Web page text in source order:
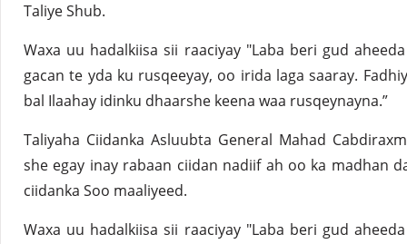
Taliye Shub.
Waxa uu hadalkiisa sii raaciyay "Laba beri gud
gacan te yda ku rusqeeyay, oo irida laga saaray.
bal Ilaahay idinku dhaarshe keena waa rusqeynayna.”
Taliyaha Ciidanka Asluubta General Mahad
she egay inay rabaan ciidan nadiif ah oo ka madhan
ciidanka Soo maaliyeed.
Waxa uu hadalkiisa sii raaciyay "Laba beri gud